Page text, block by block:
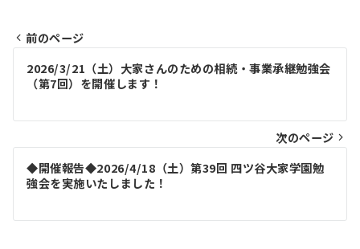
投
ナ
ビ
ゲ
ー
シ
前のページ
2026/3/21（土）大家さんのための相続・事業承継勉強会
（第7回）を開催します！
次のページ
◆開催報告◆2026/4/18（土）第39回 四ツ谷大家学園勉
強会を実施いたしました！